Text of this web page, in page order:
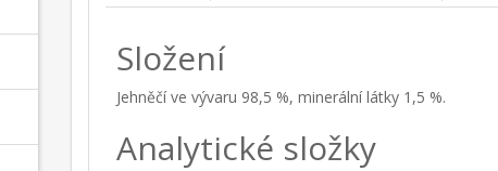
Složení
Jehněčí ve vývaru 98,5 %, minerální látky 1,5 %.
Analytické složky